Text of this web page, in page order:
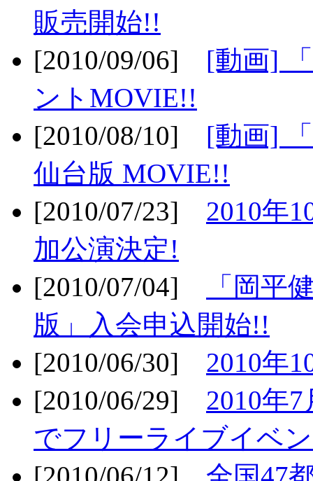
販売開始!!
[2010/09/06] [動画]
ントMOVIE!!
[2010/08/10] [動画]
仙台版 MOVIE!!
[2010/07/23] 2010年
加公演決定!
[2010/07/04]
「岡平
版」入会申込開始!!
[2010/06/30] 2010年
[2010/06/29] 2010年
でフリーライブイベ